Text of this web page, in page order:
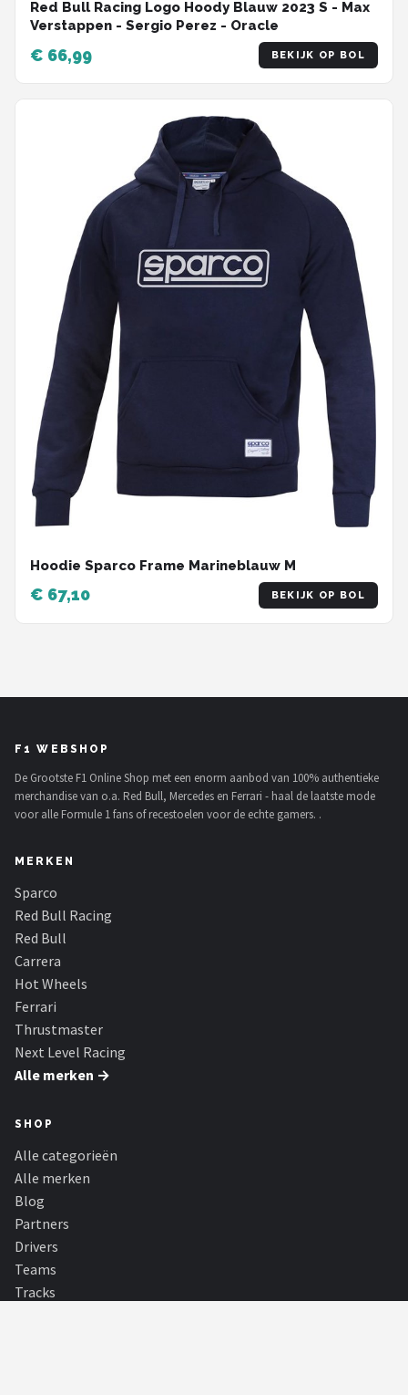
Red Bull Racing Logo Hoody Blauw 2023 S - Max
Verstappen - Sergio Perez - Oracle
€ 66,99 BEKIJK OP BOL
Hoodie Sparco Frame Marineblauw M
€ 67,10 BEKIJK OP BOL
F1 WEBSHOP
De Grootste F1 Online Shop met een enorm aanbod van 100% authentieke
merchandise van o.a. Red Bull, Mercedes en Ferrari - haal de laatste mode
voor alle Formule 1 fans of recestoelen voor de echte gamers. .
MERKEN
Sparco
Red Bull Racing
Red Bull
Carrera
Hot Wheels
Ferrari
Thrustmaster
Next Level Racing
Alle merken →
SHOP
Alle categorieën
Alle merken
Blog
Partners
Drivers
Teams
Tracks